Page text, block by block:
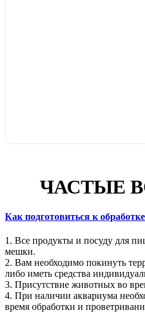
ЧАСТЫЕ
Как подготовиться к обработке
1. Все продукты и посуду для
мешки.
2. Вам необходимо покинуть
либо иметь средства
3. Присутствие животных во
4. При наличии аквариума
время обработки и